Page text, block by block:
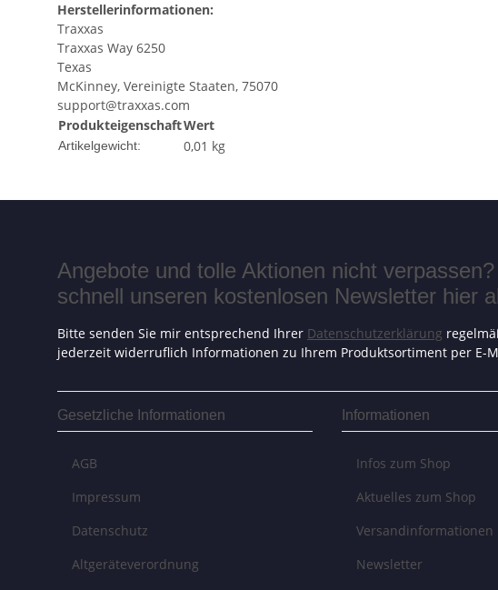
Herstellerinformationen:
Traxxas
Traxxas Way 6250
Texas
McKinney, Vereinigte Staaten, 75070
support@traxxas.com
ProdukteigenschaftWert
Artikelgewicht: 0,01 kg
Angebote und tolle Aktionen nicht
schnell unseren kostenlosen Newsletter hier
Bitte senden Sie mir entsprechend Ihrer Datenschutzerklärung
jederzeit widerruflich Informationen zu Ihrem Produktsortiment per E-
Gesetzliche Informationen
AGB
Impressum
Datenschutz
Altgeräteverordnung
Informationen
Infos zum Shop
Aktuelles zum Shop
Versandinformationen
Newsletter